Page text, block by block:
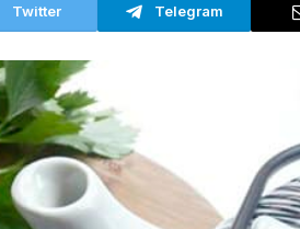
Twitter Telegram